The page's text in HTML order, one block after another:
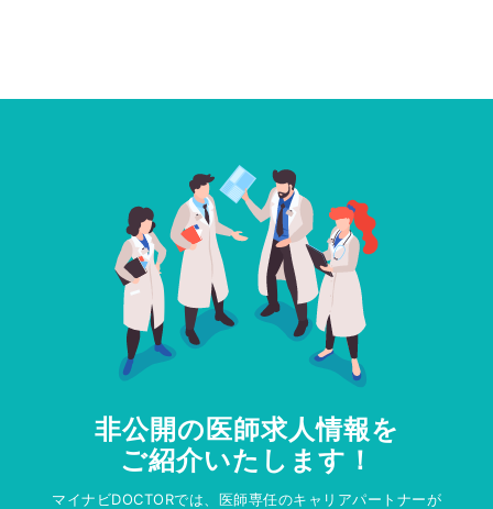
非公開の医師求人情報を
ご紹介いたします！
マイナビDOCTORでは、医師専任のキャリアパートナーが